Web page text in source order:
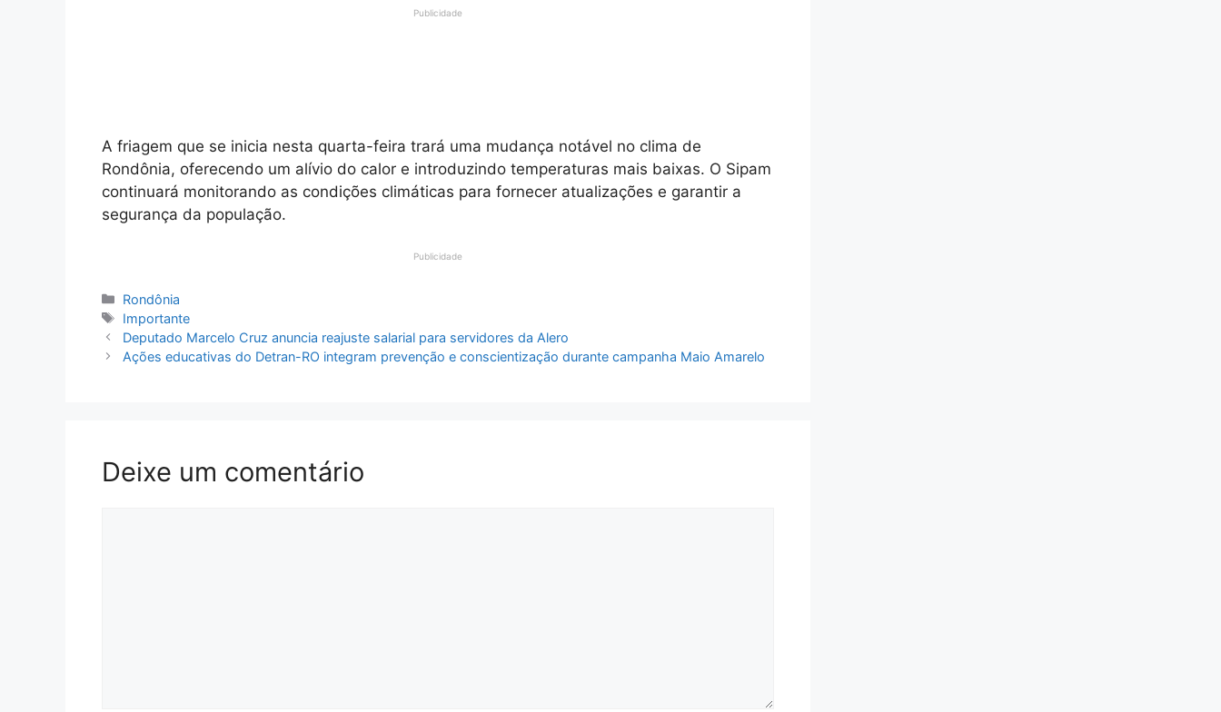
Publicidade
A friagem que se inicia nesta quarta-feira trará uma mudança notável no clima de
Rondônia, oferecendo um alívio do calor e introduzindo temperaturas mais baixas. O Sipam
continuará monitorando as condições climáticas para fornecer atualizações e garantir a
segurança da população.
Publicidade
Categorias
Rondônia
Tags
Importante
Deputado Marcelo Cruz anuncia reajuste salarial para servidores da Alero
Ações educativas do Detran-RO integram prevenção e conscientização durante campanha Maio Amarelo
Deixe um comentário